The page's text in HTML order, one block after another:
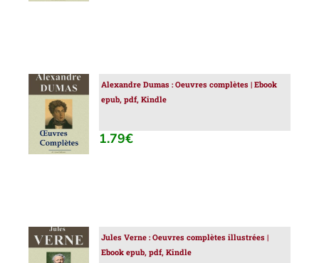
AJOUTER
AU
PANIER
/
DÉTAILS
Alexandre Dumas : Oeuvres complètes | Ebook
epub, pdf, Kindle
1.79€
AJOUTER
AU
Jules Verne : Oeuvres complètes illustrées |
Ebook epub, pdf, Kindle